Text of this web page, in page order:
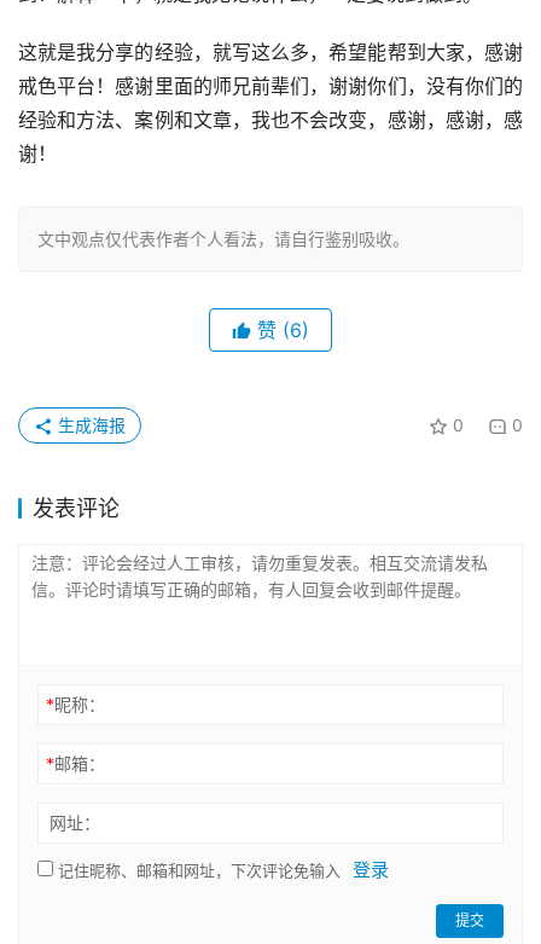
这就是我分享的经验，就写这么多，希望能帮到大家，感谢
戒色平台！感谢里面的师兄前辈们，谢谢你们，没有你们的
经验和方法、案例和文章，我也不会改变，感谢，感谢，感
谢！
文中观点仅代表作者个人看法，请自行鉴别吸收。
赞 (6)
0 0
生成海报
发表评论
*昵称：
*邮箱：
网址：
记住昵称、邮箱和网址，下次评论免输入 登录
提交